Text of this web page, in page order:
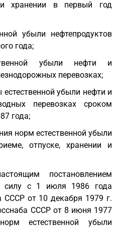
хранении в первый год
убыли нефтепродуктов
года;
убыли нефти и
перевозках;
убыли нефти и
перевозках сроком
года;
норм естественной убыли
отпуске, хранении и
постановлением
силу с 1 июля 1986 года
СССР от 10 декабря 1979 г.
СССР от 8 июня 1977
естественной убыли